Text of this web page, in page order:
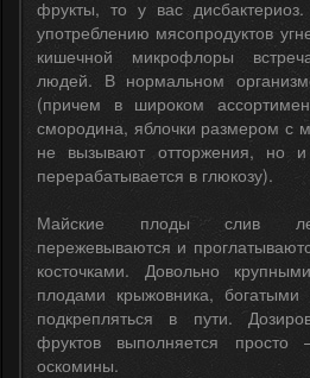
фрукты, то у вас
употреблению мясопродуктов
кишечной микрофлоры
людей. В нормальном
(причем в широком
смородина, яблочки размером с
не вызывают отторжения, но
перерабатывается в глюкозу).
Майские плоды слив
пережевываются и
косточками. Довольно
плодами крыжовника,
подкрепляться в пути.
фруктов выполняется
оскомины.